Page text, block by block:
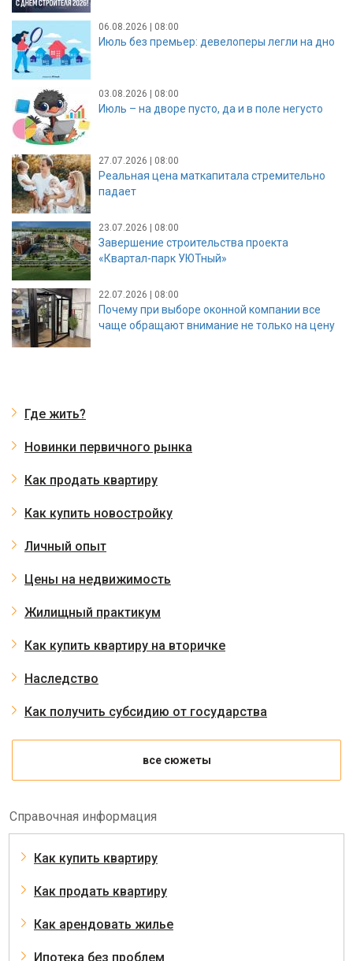
06.08.2026 | 08:00
Июль без премьер: девелоперы легли на дно
03.08.2026 | 08:00
Июль – на дворе пусто, да и в поле негусто
27.07.2026 | 08:00
Реальная цена маткапитала стремительно
падает
23.07.2026 | 08:00
Завершение строительства проекта
«Квартал-парк УЮТный»
22.07.2026 | 08:00
Почему при выборе оконной компании все
чаще обращают внимание не только на цену
Где жить?
Новинки первичного рынка
Как продать квартиру
Как купить новостройку
Личный опыт
Цены на недвижимость
Жилищный практикум
Как купить квартиру на вторичке
Наследство
Как получить субсидию от государства
все сюжеты
Справочная информация
Как купить квартиру
Как продать квартиру
Как арендовать жилье
Ипотека без проблем